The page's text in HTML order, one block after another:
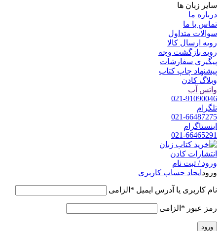
سایر زبان ها
درباره ما
تماس با ما
سوالات متداول
رویه ارسال کالا
رویه بازگشت وجه
پیگیری سفارشات
پیشنهاد چاپ کتاب
وبلاگ کادن
واتس آپ
021-91090046
تلگرام
021-66487275
اینستاگرام
021-66465291
ورود / ثبت نام
ورود ایجاد حساب کاربری
نام کاربری یا آدرس ایمیل * الزامی
رمز عبور * الزامی
ورود